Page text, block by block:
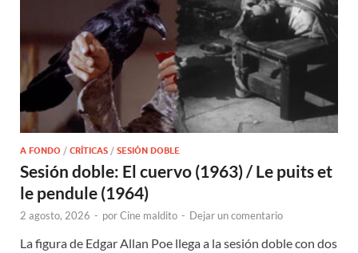
A FONDO / CRÍTICAS / SESIÓN DOBLE
Sesión doble: El cuervo (1963) / Le puits et
le pendule (1964)
2 agosto, 2026 - porCine maldito - Dejar un comentario
La figura de Edgar Allan Poe llega a la sesión doble con dos